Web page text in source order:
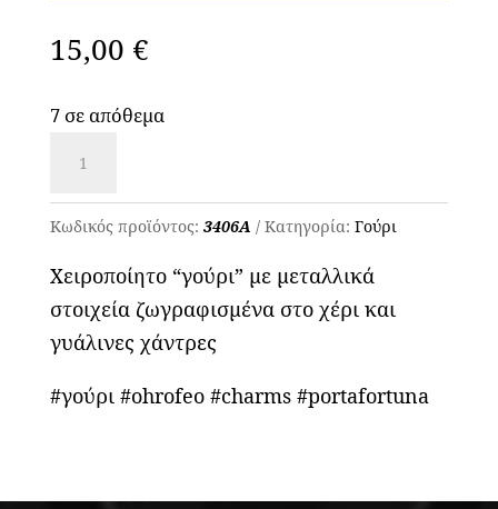
15,00 €
7 σε απόθεμα
-
3406Α
ποσότητα
Κωδικός προϊόντος: 3406Α Κατηγορία: Γούρι
Χειροποίητο “γούρι” με μεταλλικά
στοιχεία ζωγραφισμένα στο χέρι και
γυάλινες χάντρες
#γούρι #ohrofeo #charms #portafortuna